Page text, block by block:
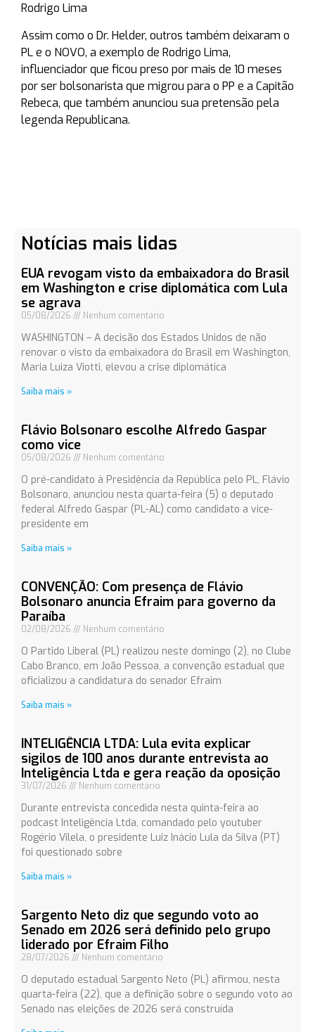
Rodrigo Lima
Assim como o Dr. Helder, outros também deixaram o
PL e o NOVO, a exemplo de Rodrigo Lima,
influenciador que ficou preso por mais de 10 meses
por ser bolsonarista que migrou para o PP e a Capitão
Rebeca, que também anunciou sua pretensão pela
legenda Republicana.
Notícias mais lidas
EUA revogam visto da embaixadora do Brasil
em Washington e crise diplomática com Lula
se agrava
05/08/2026 Nenhum comentário
WASHINGTON – A decisão dos Estados Unidos de não
renovar o visto da embaixadora do Brasil em Washington,
Maria Luiza Viotti, elevou a crise diplomática
Saiba mais »
Flávio Bolsonaro escolhe Alfredo Gaspar
como vice
05/08/2026 Nenhum comentário
O pré-candidato à Presidência da República pelo PL, Flávio
Bolsonaro, anunciou nesta quarta-feira (5) o deputado
federal Alfredo Gaspar (PL-AL) como candidato a vice-
presidente em
Saiba mais »
CONVENÇÃO: Com presença de Flávio
Bolsonaro anuncia Efraim para governo da
Paraíba
02/08/2026 Nenhum comentário
O Partido Liberal (PL) realizou neste domingo (2), no Clube
Cabo Branco, em João Pessoa, a convenção estadual que
oficializou a candidatura do senador Efraim
Saiba mais »
INTELIGÊNCIA LTDA: Lula evita explicar
sigilos de 100 anos durante entrevista ao
Inteligência Ltda e gera reação da oposição
31/07/2026 Nenhum comentário
Durante entrevista concedida nesta quinta-feira ao
podcast Inteligência Ltda, comandado pelo youtuber
Rogério Vilela, o presidente Luiz Inácio Lula da Silva (PT)
foi questionado sobre
Saiba mais »
Sargento Neto diz que segundo voto ao
Senado em 2026 será definido pelo grupo
liderado por Efraim Filho
28/07/2026 Nenhum comentário
O deputado estadual Sargento Neto (PL) afirmou, nesta
quarta-feira (22), que a definição sobre o segundo voto ao
Senado nas eleições de 2026 será construída